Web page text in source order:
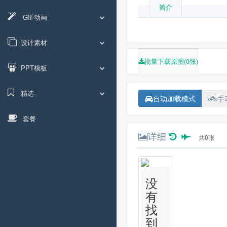
GIF动画
设计素材
PPT模板
精选
套餐
简介
批量下载原图(0张)
自动加载模式 手
详细 共0张
没
有
找
到